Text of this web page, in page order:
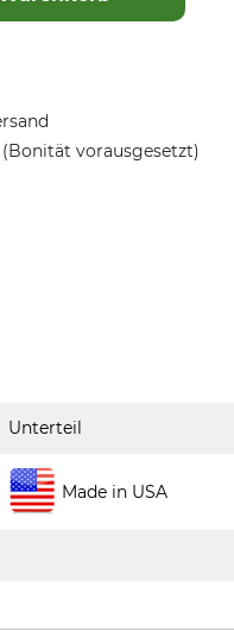
vorausgesetzt)
Unterteil
Made in USA